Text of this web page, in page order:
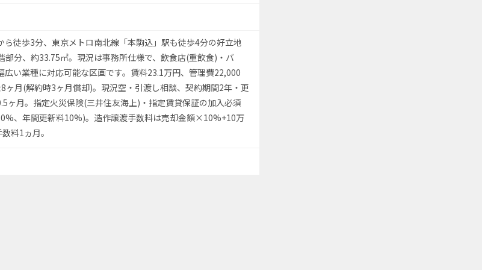
ら徒歩3分、東京メトロ南北線「本駒込」駅も徒歩4分の好立地
部分、約33.75㎡。現況は事務所仕様で、飲食店(重飲食)・バ
広い業種に対応可能な区画です。賃料23.1万円、管理費22,000
ヶ月(解約時3ヶ月償却)。現況空・引渡し相談、契約期間2年・更
ヶ月。指定火災保険(三井住友海上)・指定賃貸保証の加入必須
、年間更新料10%)。造作譲渡手数料は売却金額×10%+10万
料1ヵ月。